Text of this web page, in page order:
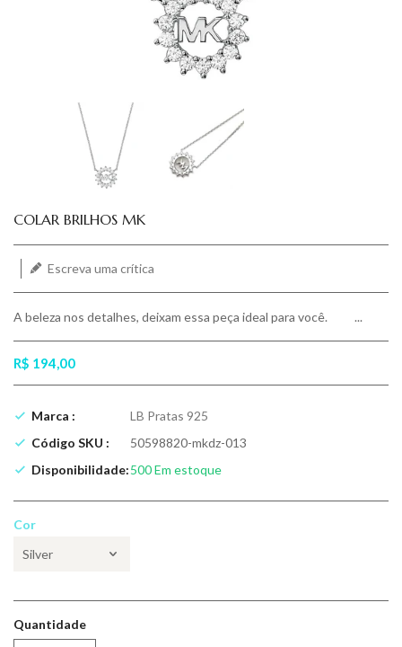
COLAR BRILHOS MK
Escreva uma crítica
Translation missing: pt-BR.products.product.loader_label
A beleza nos detalhes, deixam essa peça ideal para você. ...
R$ 194,00
Marca :
LB Pratas 925
Código SKU :
50598820-mkdz-013
Disponibilidade:500Em estoque
Cor
Quantidade